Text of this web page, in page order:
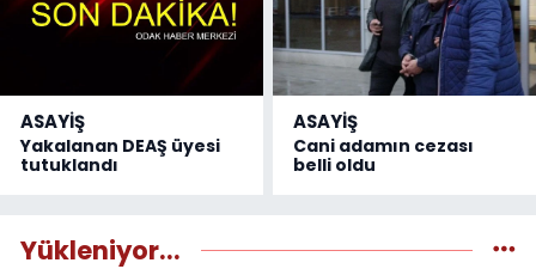
ASAYİŞ
Yakalanan DEAŞ üyesi
tutuklandı
ASAYİŞ
Cani adamın cezası
belli oldu
Yükleniyor...